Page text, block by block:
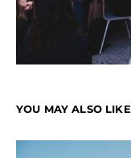
YOU MAY ALSO LIKE